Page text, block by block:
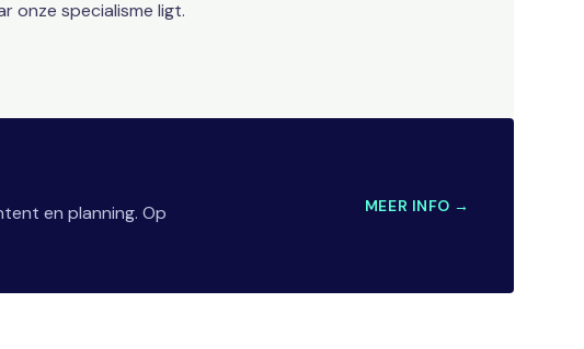
onze specialisme ligt.
en planning. Op
MEER INFO →